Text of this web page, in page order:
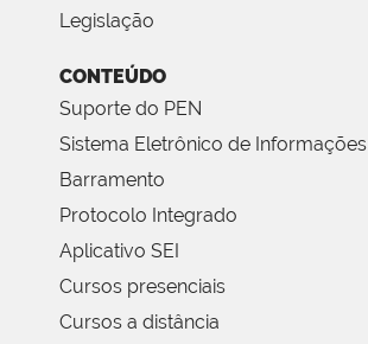
Legislação
CONTEÚDO
Suporte do PEN
Sistema Eletrônico de Informações
Barramento
Protocolo Integrado
Aplicativo SEI
Cursos presenciais
Cursos a distância